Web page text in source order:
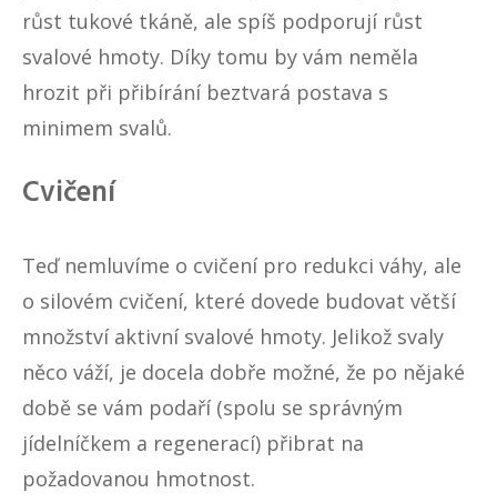
růst tukové tkáně, ale spíš podporují růst
svalové hmoty. Díky tomu by vám neměla
hrozit při přibírání beztvará postava s
minimem svalů.
Cvičení
Teď nemluvíme o cvičení pro redukci váhy, ale
o silovém cvičení, které dovede budovat větší
množství aktivní svalové hmoty. Jelikož svaly
něco váží, je docela dobře možné, že po nějaké
době se vám podaří (spolu se správným
jídelníčkem a regenerací) přibrat na
požadovanou hmotnost.